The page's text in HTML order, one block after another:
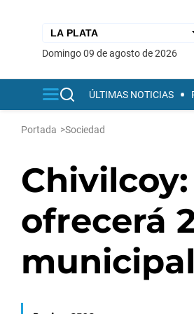
domingo 09 de agosto de 2026
ÚLTIMAS NOTICIAS
Portada >Sociedad
ofrecerá